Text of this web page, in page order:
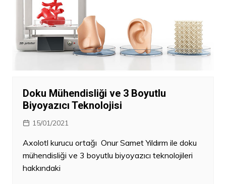
Doku Mühendisliği ve 3 Boyutlu
Biyoyazıcı Teknolojisi
15/01/2021
Axolotl kurucu ortağı Onur Samet Yıldırm ile doku
mühendisliği ve 3 boyutlu biyoyazıcı teknolojileri
hakkındaki